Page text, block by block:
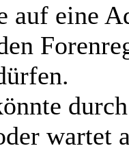
auf eine
wartet